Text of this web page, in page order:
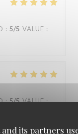
its partners
: 5/5 VALUE :
: 5/5 VALUE: